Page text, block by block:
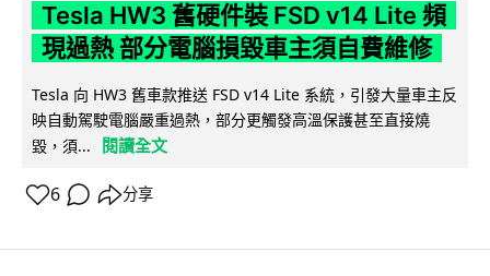
Tesla HW3 舊硬件裝 FSD v14 Lite 頻
現過熱 部分電腦損毀車主須自費維修
Tesla 向 HW3 舊車款推送 FSD v14 Lite 系統，引發大量車主反
映自動駕駛電腦嚴重過熱，部分更觸發高溫保護甚至直接燒
毀，須...
閱讀全文
6 分享